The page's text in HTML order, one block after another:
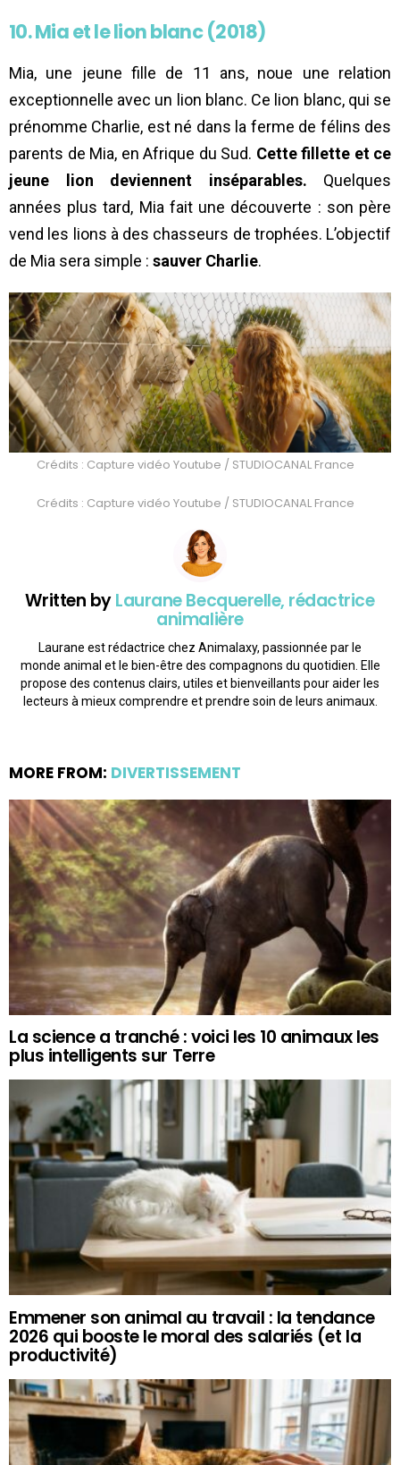
10. Mia et le lion blanc (2018)
Mia, une jeune fille de 11 ans, noue une relation
exceptionnelle avec un lion blanc. Ce lion blanc, qui se
prénomme Charlie, est né dans la ferme de félins des
parents de Mia, en Afrique du Sud. Cette fillette et ce
jeune lion deviennent inséparables. Quelques
années plus tard, Mia fait une découverte : son père
vend les lions à des chasseurs de trophées. L’objectif
de Mia sera simple : sauver Charlie.
Crédits : Capture vidéo Youtube / STUDIOCANAL France
Crédits : Capture vidéo Youtube / STUDIOCANAL France
Written byLaurane Becquerelle, rédactrice
animalière
Laurane est rédactrice chez Animalaxy, passionnée par le
monde animal et le bien-être des compagnons du quotidien. Elle
propose des contenus clairs, utiles et bienveillants pour aider les
lecteurs à mieux comprendre et prendre soin de leurs animaux.
MORE FROM: DIVERTISSEMENT
La science a tranché : voici les 10 animaux les
plus intelligents sur Terre
Emmener son animal au travail : la tendance
2026 qui booste le moral des salariés (et la
productivité)